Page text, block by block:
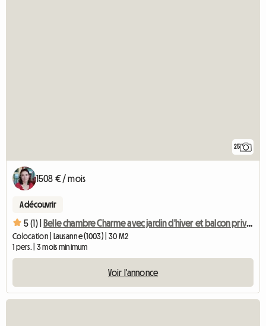
25
1508 € / mois
A découvrir
5 (1) | Belle chambre Charme avec jardin d'hiver et balcon privés
Colocation | Lausanne (1003) | 30 M2
1 pers. | 3 mois minimum
Voir l'annonce